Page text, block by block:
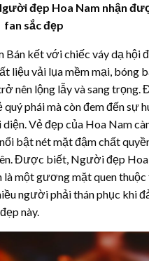
đẹp Hoa Nam nhận
fan sắc đẹp
kết với chiếc váy dạ hội
liệu vải lụa mềm mại, bóng
nên lộng lẫy và sang
phái mà còn đem đến sự
Vẻ đẹp của Hoa Nam
bật nét mặt đậm chất
Được biết, Người đẹp
một gương mặt quen
người phải thán phục khi
này.